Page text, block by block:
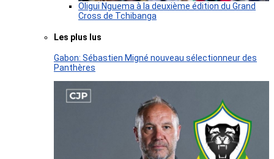
Oligui Nguema à la deuxième édition du Grand
Cross de Tchibanga
Les plus lus
Gabon: Sébastien Migné nouveau sélectionneur des
Panthères